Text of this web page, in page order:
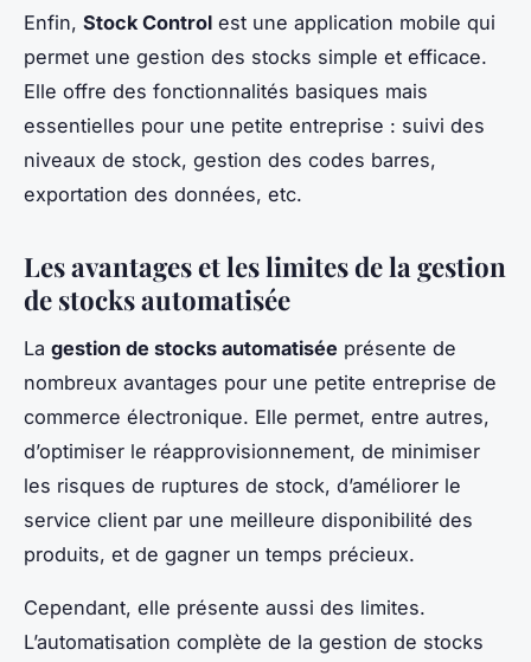
Enfin, Stock Control est une application mobile qui
permet une gestion des stocks simple et efficace.
Elle offre des fonctionnalités basiques mais
essentielles pour une petite entreprise : suivi des
niveaux de stock, gestion des codes barres,
exportation des données, etc.
Les avantages et les limites de la gestion
de stocks automatisée
La gestion de stocks automatisée présente de
nombreux avantages pour une petite entreprise de
commerce électronique. Elle permet, entre autres,
d’optimiser le réapprovisionnement, de minimiser
les risques de ruptures de stock, d’améliorer le
service client par une meilleure disponibilité des
produits, et de gagner un temps précieux.
Cependant, elle présente aussi des limites.
L’automatisation complète de la gestion de stocks